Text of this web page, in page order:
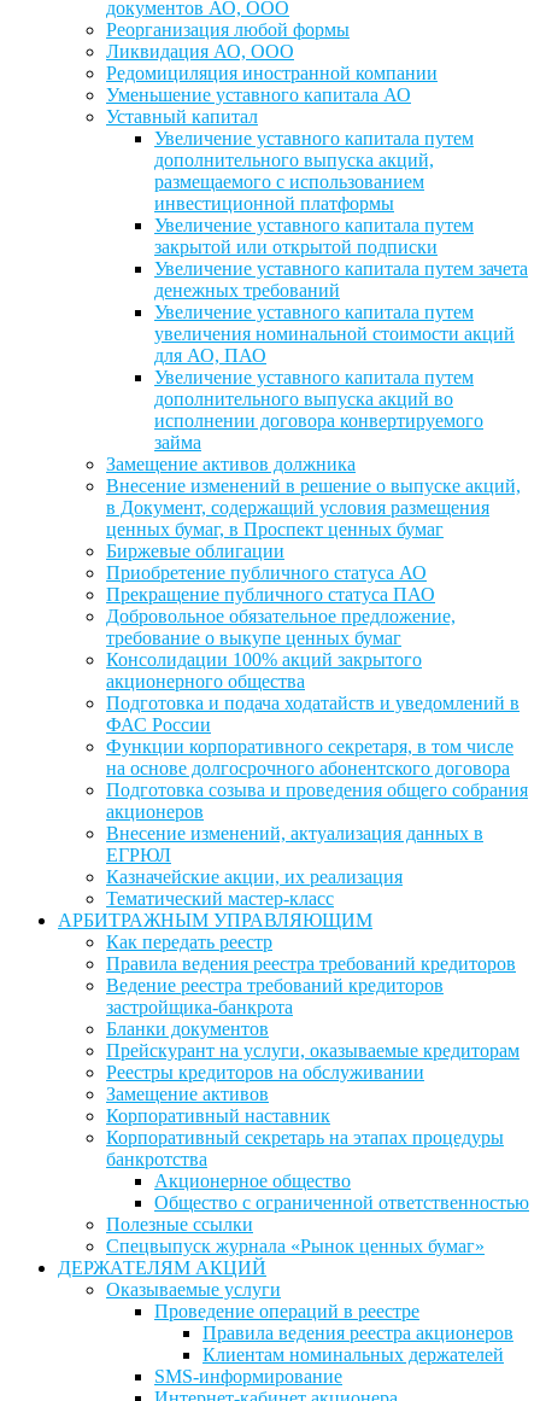
документов АО, ООО
Реорганизация любой формы
Ликвидация АО, ООО
Редомициляция иностранной компании
Уменьшение уставного капитала АО
Уставный капитал
Увеличение уставного капитала путем
дополнительного выпуска акций,
размещаемого с использованием
инвестиционной платформы
Увеличение уставного капитала путем
закрытой или открытой подписки
Увеличение уставного капитала путем зачета
денежных требований
Увеличение уставного капитала путем
увеличения номинальной стоимости акций
для АО, ПАО
Увеличение уставного капитала путем
дополнительного выпуска акций во
исполнении договора конвертируемого
займа
Замещение активов должника
Внесение изменений в решение о выпуске акций,
в Документ, содержащий условия размещения
ценных бумаг, в Проспект ценных бумаг
Биржевые облигации
Приобретение публичного статуса АО
Прекращение публичного статуса ПАО
Добровольное обязательное предложение,
требование о выкупе ценных бумаг
Консолидации 100% акций закрытого
акционерного общества
Подготовка и подача ходатайств и уведомлений в
ФАС России
Функции корпоративного секретаря, в том числе
на основе долгосрочного абонентского договора
Подготовка созыва и проведения общего собрания
акционеров
Внесение изменений, актуализация данных в
ЕГРЮЛ
Казначейские акции, их реализация
Тематический мастер-класс
АРБИТРАЖНЫМ УПРАВЛЯЮЩИМ
Как передать реестр
Правила ведения реестра требований кредиторов
Ведение реестра требований кредиторов
застройщика-банкрота
Бланки документов
Прейскурант на услуги, оказываемые кредиторам
Реестры кредиторов на обслуживании
Замещение активов
Корпоративный наставник
Корпоративный секретарь на этапах процедуры
банкротства
Акционерное общество
Общество с ограниченной ответственностью
Полезные ссылки
Спецвыпуск журнала «Рынок ценных бумаг»
ДЕРЖАТЕЛЯМ АКЦИЙ
Оказываемые услуги
Проведение операций в реестре
Правила ведения реестра акционеров
Клиентам номинальных держателей
SMS-информирование